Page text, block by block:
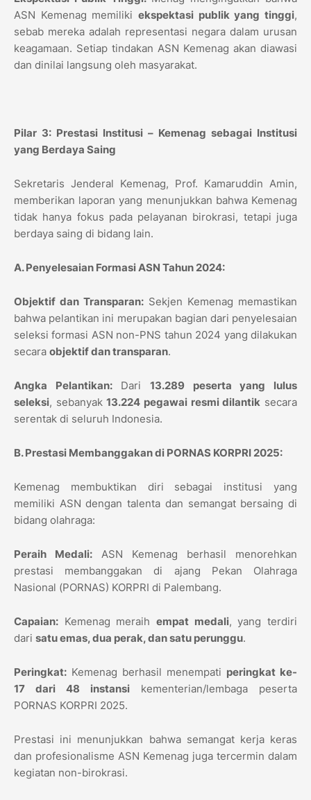
ASN Kemenag memiliki ekspektasi publik yang tinggi,
sebab mereka adalah representasi negara dalam urusan
keagamaan. Setiap tindakan ASN Kemenag akan diawasi
dan dinilai langsung oleh masyarakat.
Pilar 3: Prestasi Institusi – Kemenag sebagai Institusi
yang Berdaya Saing
Sekretaris Jenderal Kemenag, Prof. Kamaruddin Amin,
memberikan laporan yang menunjukkan bahwa Kemenag
tidak hanya fokus pada pelayanan birokrasi, tetapi juga
berdaya saing di bidang lain.
A. Penyelesaian Formasi ASN Tahun 2024:
Objektif dan Transparan: Sekjen Kemenag memastikan
bahwa pelantikan ini merupakan bagian dari penyelesaian
seleksi formasi ASN non-PNS tahun 2024 yang dilakukan
secara objektif dan transparan.
Angka Pelantikan:Dari13.289 peserta yang lulus
seleksi, sebanyak13.224 pegawai resmi dilantik secara
serentak di seluruh Indonesia.
B. Prestasi Membanggakan di PORNAS KORPRI 2025:
Kemenag membuktikan diri sebagai institusi yang
memiliki ASN dengan talenta dan semangat bersaing di
bidang olahraga:
Peraih Medali: ASN Kemenag berhasil menorehkan
prestasi membanggakan di ajang Pekan Olahraga
Nasional (PORNAS) KORPRI di Palembang.
Capaian: Kemenag meraih empat medali, yang terdiri
dari satu emas, dua perak, dan satu perunggu.
Peringkat: Kemenag berhasil menempati peringkat ke-
17 dari 48 instansi kementerian/lembaga peserta
PORNAS KORPRI 2025.
Prestasi ini menunjukkan bahwa semangat kerja keras
dan profesionalisme ASN Kemenag juga tercermin dalam
kegiatan non-birokrasi.